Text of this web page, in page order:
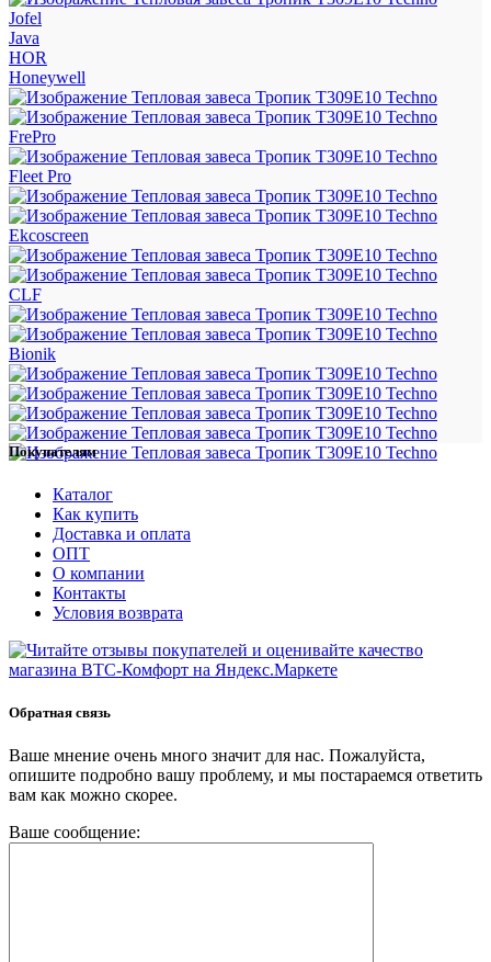
Jofel
Java
HOR
Honeywell
FrePro
Fleet Pro
Ekcoscreen
CLF
Bionik
Покупателям
Каталог
Как купить
Доставка и оплата
ОПТ
О компании
Контакты
Условия возврата
Обратная связь
Ваше мнение очень много значит для нас. Пожалуйста,
опишите подробно вашу проблему, и мы постараемся ответить
вам как можно скорее.
Ваше сообщение: